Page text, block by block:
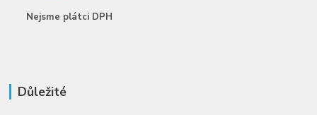
Nejsme plátci DPH
Důležité